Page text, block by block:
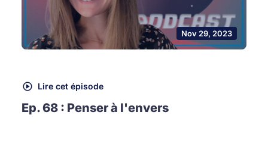
Nov 29, 2023
Lire cet épisode
Ep. 68 : Penser à l'envers